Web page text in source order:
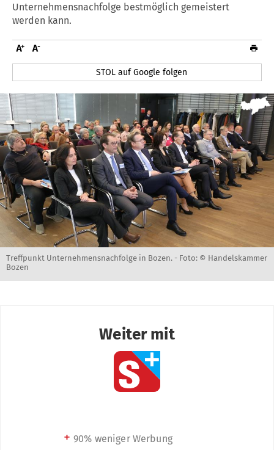
Unternehmensnachfolge bestmöglich gemeistert
werden kann.
STOL auf Google folgen
Treffpunkt Unternehmensnachfolge in Bozen. - Foto: © Handelskammer
Bozen